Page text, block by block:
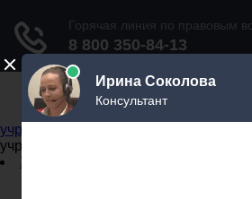
Не официальный справочник
учреждений
учреждений
Задать вопрос юристу